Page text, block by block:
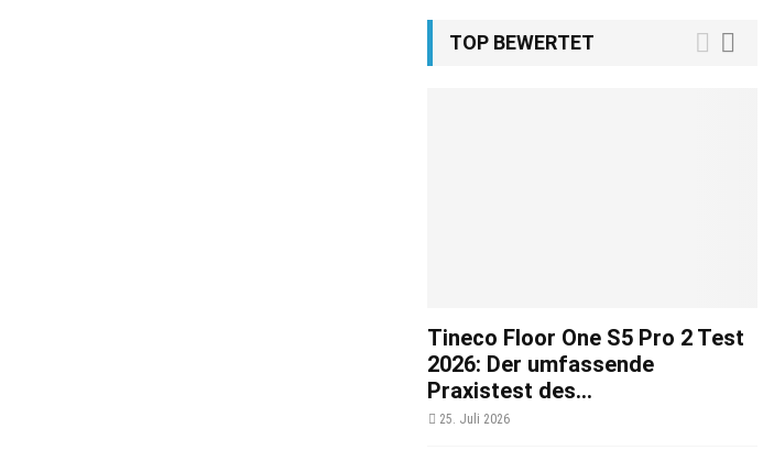
TOP BEWERTET
Tineco Floor One S5 Pro 2 Test
2026: Der umfassende
Praxistest des...
25. Juli 2026